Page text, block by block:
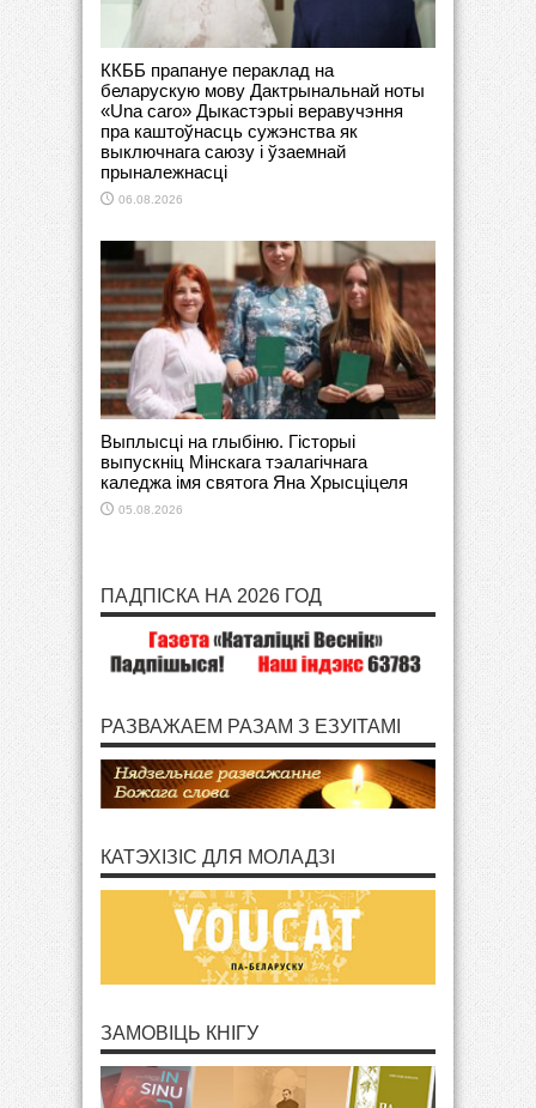
ККББ прапануе пераклад на
беларускую мову Дактрынальнай ноты
«Una caro» Дыкастэрыі веравучэння
пра каштоўнасць сужэнства як
выключнага саюзу і ўзаемнай
прыналежнасці
06.08.2026
Выплысці на глыбіню. Гісторыі
выпускніц Мінскага тэалагічнага
каледжа імя святога Яна Хрысціцеля
05.08.2026
ПАДПІСКА НА 2026 ГОД
РАЗВАЖАЕМ РАЗАМ З ЕЗУІТАМІ
КАТЭХІЗІС ДЛЯ МОЛАДЗІ
ЗАМОВІЦЬ КНІГУ